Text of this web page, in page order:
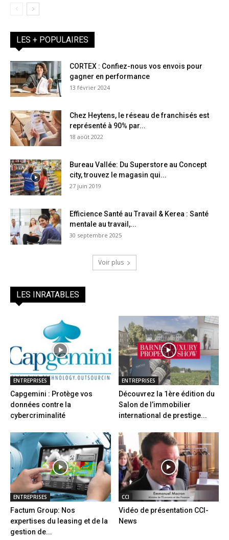
LES + POPULAIRES
CORTEX : Confiez-nous vos envois pour
gagner en performance
13 février 2024
Chez Heytens, le réseau de franchisés est
représenté à 90% par...
18 août 2022
Bureau Vallée: Du Superstore au Concept
city, trouvez le magasin qui...
27 juin 2019
Efficience Santé au Travail & Kerea : Santé
mentale au travail,...
30 septembre 2025
Voir plus
LES INRATABLES
ENTREPRISES
Capgemini : Protège vos
données contre la
cybercriminalité
ENTREPRISES
Découvrez la 1ère édition du
Salon de l’immobilier
international de prestige...
ENTREPRISES
Factum Group: Nos
expertises du leasing et de la
gestion de...
CCI
Vidéo de présentation CCI-
News